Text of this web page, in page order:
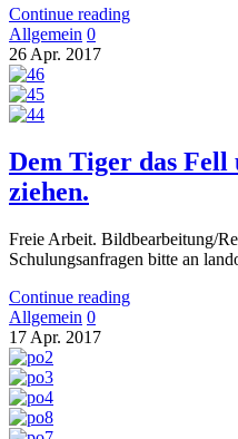
Continue reading
Allgemein 0
26 Apr. 2017
Dem Tiger das Fell
ziehen.
Freie Arbeit. Bildbearbeitung/
Schulungsanfragen bitte an
Continue reading
Allgemein 0
17 Apr. 2017